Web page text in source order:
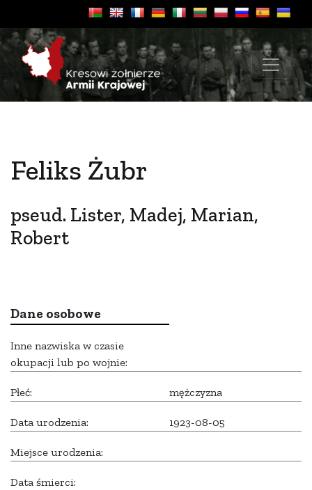
Feliks Żubr
pseud. Lister, Madej, Marian,
Robert
Dane osobowe
Inne nazwiska w czasie
okupacji lub po wojnie:
Płeć: mężczyzna
Data urodzenia: 1923-08-05
Miejsce urodzenia:
Data śmierci: